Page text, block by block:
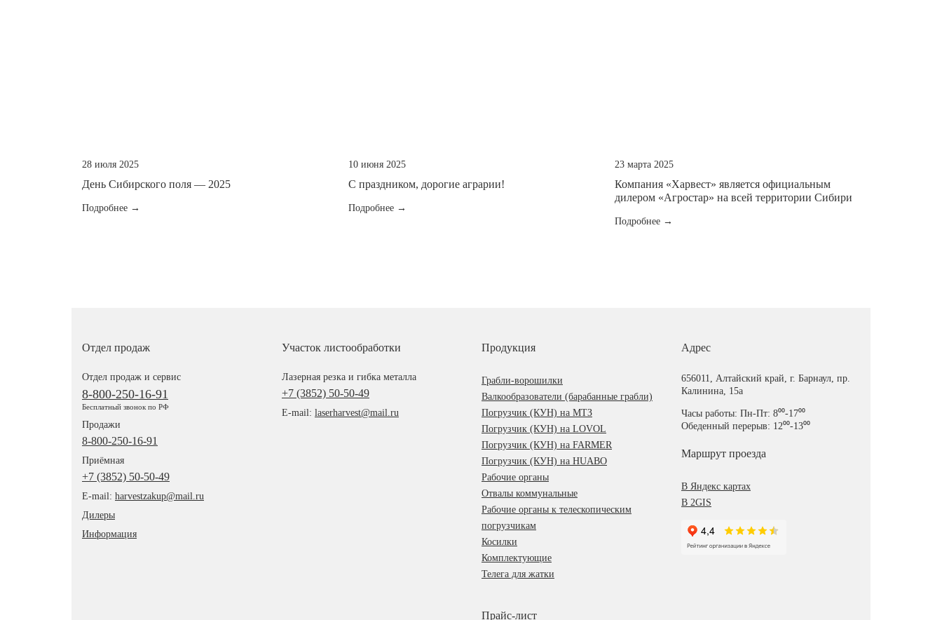
28 июля 2025
День Сибирского поля — 2025
Подробнее →
10 июня 2025
С праздником, дорогие аграрии!
Подробнее →
23 марта 2025
Компания «Харвест» является официальным
дилером «Агростар» на всей территории Сибири
Подробнее →
Отдел продаж
Отдел продаж и сервис
8-800-250-16-91
Бесплатный звонок по РФ
Продажи
8-800-250-16-91
Приёмная
+7 (3852) 50-50-49
E-mail: harvestzakup@mail.ru
Дилеры
Информация
Участок листообработки
Лазерная резка и гибка металла
+7 (3852) 50-50-49
E-mail: laserharvest@mail.ru
Продукция
Грабли-ворошилки
Валкообразователи (барабанные грабли)
Погрузчик (КУН) на МТЗ
Погрузчик (КУН) на LOVOL
Погрузчик (КУН) на FARMER
Погрузчик (КУН) на HUABO
Рабочие органы
Отвалы коммунальные
Рабочие органы к телескопическим
погрузчикам
Косилки
Комплектующие
Телега для жатки
Прайс-лист
Адрес
656011, Алтайский край, г. Барнаул, пр.
Калинина, 15а
Часы работы: Пн-Пт: 8⁰⁰-17⁰⁰
Обеденный перерыв: 12⁰⁰-13⁰⁰
Маршрут проезда
В Яндекс картах
В 2GIS